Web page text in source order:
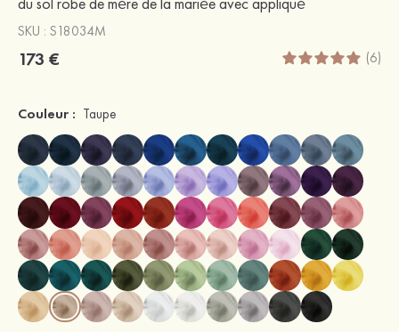
SKU : S18034M
173 € (6)
Couleur : Taupe